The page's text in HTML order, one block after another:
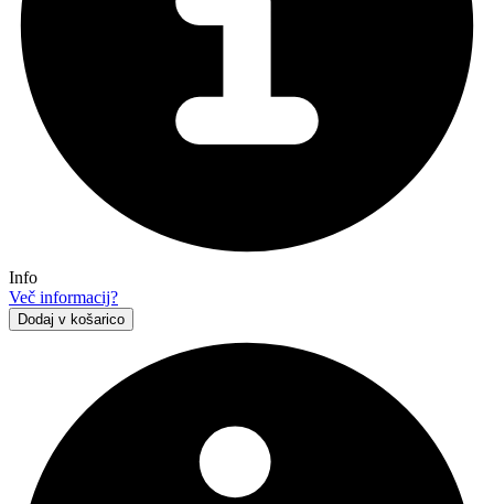
Info
Več informacij?
Dodaj v košarico